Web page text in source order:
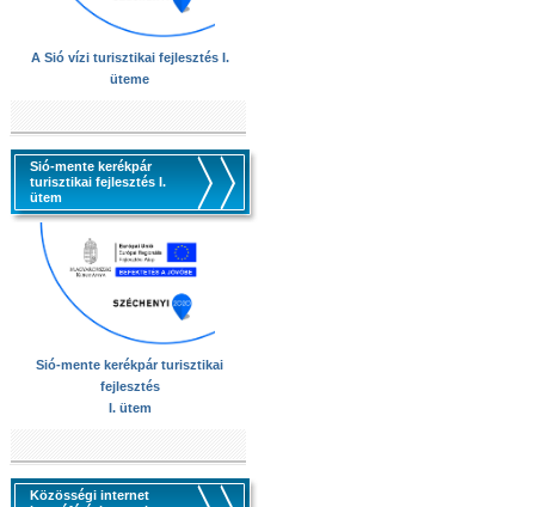
A Sió vízi turisztikai fejlesztés I.
üteme
Sió-mente kerékpár
turisztikai fejlesztés I.
ütem
Sió-mente kerékpár turisztikai
fejlesztés
I. ütem
Közösségi internet